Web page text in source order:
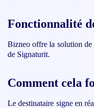
Fonctionnalité
Bizneo offre la solution de
de Signaturit.
Comment cela
Le destinataire signe en